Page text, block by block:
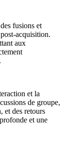
fusions et
acquisition.
aux
et la
de groupe,
et des retours
et une